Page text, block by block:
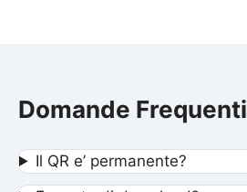
Domande Frequenti
Il QR e’ permanente?